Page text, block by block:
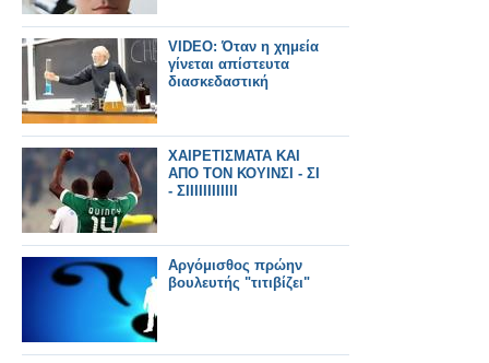
VIDEO: Όταν η χημεία
γίνεται απίστευτα
διασκεδαστική
ΧΑΙΡΕΤΙΣΜΑΤΑ ΚΑΙ
ΑΠΟ ΤΟΝ ΚΟΥΙΝΣΙ - ΣΙ
- ΣΙΙΙΙΙΙΙΙΙΙΙΙ
Aργόμισθος πρώην
βουλευτής "τιτιβίζει"